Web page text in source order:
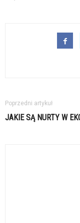
Poprzedni artykuł
JAKIE SĄ NURTY W